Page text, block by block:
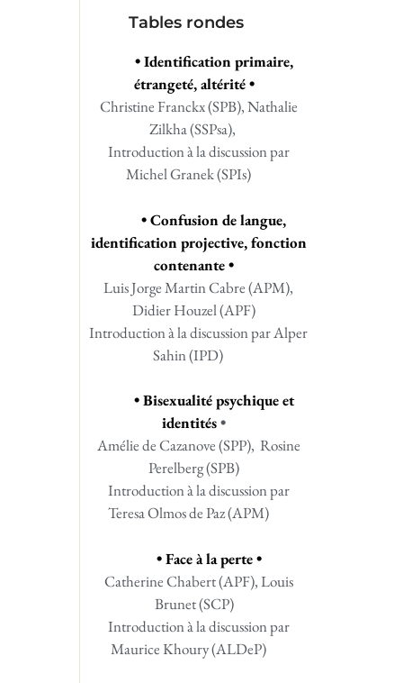
Tables rondes
• Identification primaire,
étrangeté, altérité •
Christine Franckx (SPB), Nathalie
Zilkha (SSPsa),
Introduction à la discussion par
Michel Granek (SPIs)
• Confusion de langue,
identification projective, fonction
contenante •
Luis Jorge Martin Cabre (APM),
Didier Houzel (APF)
Introduction à la discussion par Alper
Sahin (IPD)
• Bisexualité psychique et
identités•
Amélie de Cazanove (SPP), Rosine
Perelberg (SPB)
Introduction à la discussion par
Teresa Olmos de Paz (APM)
• Face à la perte •
Catherine Chabert (APF), Louis
Brunet (SCP)
Introduction à la discussion par
Maurice Khoury (ALDeP)